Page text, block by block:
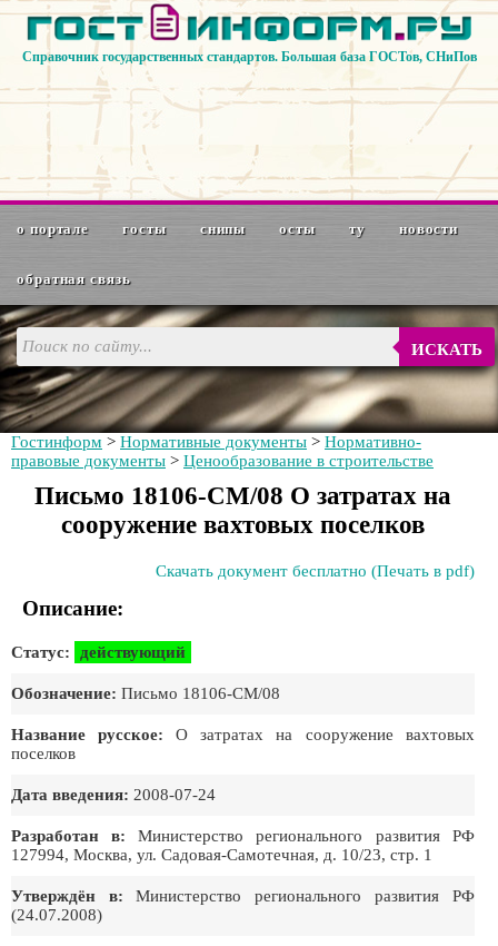
Справочник государственных стандартов. Большая база ГОСТов, СНиПов
о портале госты снипы осты ту новости
обратная связь
ИСКАТЬ
Гостинформ > Нормативные документы > Нормативно-
правовые документы > Ценообразование в строительстве
Письмо 18106-СМ/08 О затратах на
сооружение вахтовых поселков
Скачать документ бесплатно (Печать в pdf)
Описание:
Статус: действующий
Обозначение: Письмо 18106-СМ/08
Название русское: О затратах на сооружение вахтовых
поселков
Дата введения: 2008-07-24
Разработан в: Министерство регионального развития РФ
127994, Москва, ул. Садовая-Самотечная, д. 10/23, стр. 1
Утверждён в: Министерство регионального развития РФ
(24.07.2008)